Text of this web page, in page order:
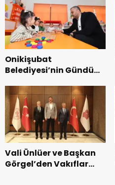
Onikişubat
Belediyesi’nin Gündüz
dönemin ön kayıtları
başladı.
Vali Ünlüer ve Başkan
Görgel’den Vakıflar